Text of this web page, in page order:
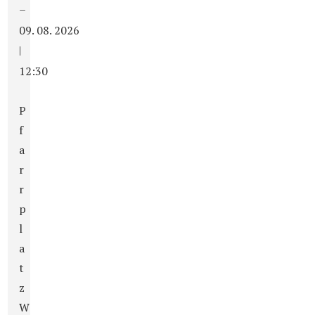
–
09. 08. 2026
|
12:30
P
f
a
r
r
p
l
a
t
z
W